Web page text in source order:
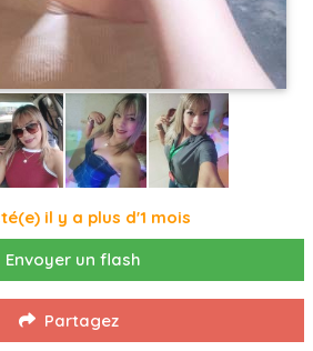
il y a plus d'1 mois
Envoyer un flash
Partagez